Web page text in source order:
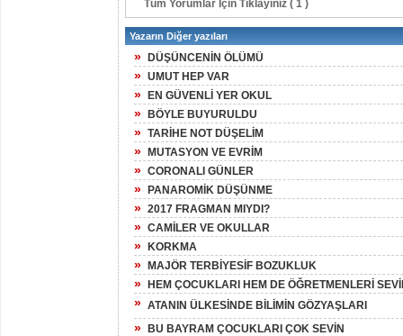
Tüm Yorumlar İçin Tıklayınız ( 1 )
Yazarın Diğer yazıları
» DÜŞÜNCENİN ÖLÜMÜ
» UMUT HEP VAR
» EN GÜVENLİ YER OKUL
» BÖYLE BUYURULDU
» TARİHE NOT DÜŞELİM
» MUTASYON VE EVRİM
» CORONALI GÜNLER
» PANAROMİK DÜŞÜNME
» 2017 FRAGMAN MIYDI?
» CAMİLER VE OKULLAR
» KORKMA
» MAJÖR TERBİYESİF BOZUKLUK
» HEM ÇOCUKLARI HEM DE ÖĞRETMENLERİ
» ATANIN ÜLKESİNDE BİLİMİN GÖZYAŞLARI
» BU BAYRAM ÇOCUKLARI ÇOK SEVİN